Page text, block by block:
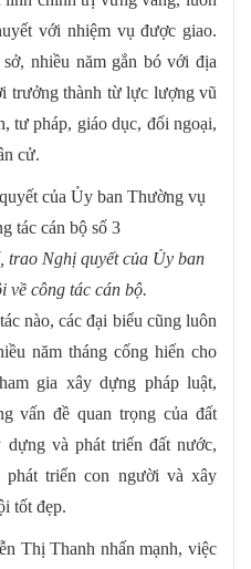
với nhiệm vụ được giao.
nhiều năm gắn bó với địa
trưởng thành từ lực lượng vũ
tư pháp, giáo dục, đối ngoại,
cử.
trao Nghị quyết của Ủy ban
về công tác cán bộ.
nào, các đại biểu cũng luôn
năm tháng cống hiến cho
gia xây dựng pháp luật,
vấn đề quan trọng của đất
và phát triển đất nước,
phát triển con người và xây
tốt đẹp.
Thị Thanh nhấn mạnh, việc